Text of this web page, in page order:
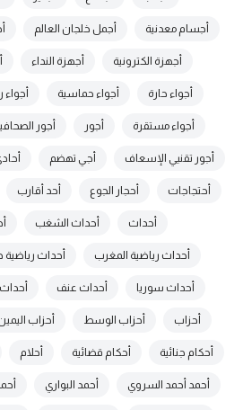
أجسام معدنية أجمل خلجان العالم
أجهزة الكترونية أجهزة النداء
أجواء حارة أجواء حماسية أجواء
أجواء مستقرة أجور أجور
أجور تقنيي الإسعاف أجي تهضم
أحتجاجات أحجار الجوع أحد أقارب
أحداث أحداث الشغب
أحداث رياضية المغرب أحداث رياضية
أحداث سوريا أحداث عنف أحداث
أحزاب أحزاب الوسط أحزاب
أحكام جنائية أحكام قضائية أحلام
أحمد أحمد السروي أحمد البواري